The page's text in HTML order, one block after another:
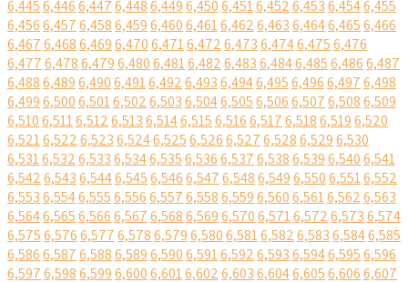
6,4456,4466,4476,4486,4496,4506,4516,4526,4536,4546,455
6,4566,4576,4586,4596,4606,4616,4626,4636,4646,4656,466
6,4676,4686,4696,4706,4716,4726,4736,4746,4756,476
6,4776,4786,4796,4806,4816,4826,4836,4846,4856,4866,487
6,4886,4896,4906,4916,4926,4936,4946,4956,4966,4976,498
6,4996,5006,5016,5026,5036,5046,5056,5066,5076,5086,509
6,5106,5116,5126,5136,5146,5156,5166,5176,5186,5196,520
6,5216,5226,5236,5246,5256,5266,5276,5286,5296,530
6,5316,5326,5336,5346,5356,5366,5376,5386,5396,5406,541
6,5426,5436,5446,5456,5466,5476,5486,5496,5506,5516,552
6,5536,5546,5556,5566,5576,5586,5596,5606,5616,5626,563
6,5646,5656,5666,5676,5686,5696,5706,5716,5726,5736,574
6,5756,5766,5776,5786,5796,5806,5816,5826,5836,5846,585
6,5866,5876,5886,5896,5906,5916,5926,5936,5946,5956,596
6,5976,5986,5996,6006,6016,6026,6036,6046,6056,6066,607